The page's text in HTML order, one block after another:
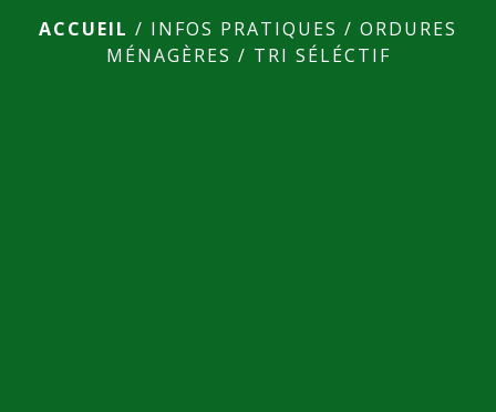
ACCUEIL / INFOS PRATIQUES / ORDURES
MÉNAGÈRES / TRI SÉLÉCTIF